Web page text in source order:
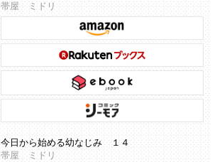
帯屋 ミドリ
今日から始める幼なじみ １４
帯屋 ミドリ